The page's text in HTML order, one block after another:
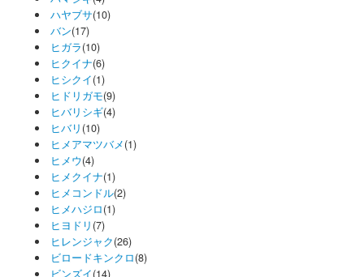
ハヤブサ(10)
バン(17)
ヒガラ(10)
ヒクイナ(6)
ヒシクイ(1)
ヒドリガモ(9)
ヒバリシギ(4)
ヒバリ (10)
ヒメアマツバメ(1)
ヒメウ(4)
ヒメクイナ(1)
ヒメコンドル(2)
ヒメハジロ(1)
ヒヨドリ (7)
ヒレンジャク(26)
ビロードキンクロ(8)